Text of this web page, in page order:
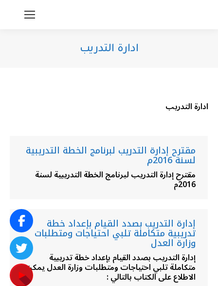
ادارة التدريب
ادارة التدريب
مقترح إدارة التدريب لبرنامج الخطة التدريبية
لسنة 2016م
مقترح إدارة التدريب لبرنامج الخطة التدريبية لسنة
2016م
إدارة التدريب بصدد القيام بإعداد خطة
تدريبية متكاملة تلبي احتياجات ومتطلبات
وزارة العدل
إدارة التدريب بصدد القيام بإعداد خطة تدريبية
متكاملة تلبي احتياجات ومتطلبات وزارة العدل يمكن
الاطلاع على الكتاب بالتالي :